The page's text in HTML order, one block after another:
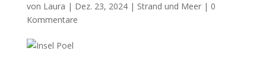
von Laura | Dez. 23, 2024| Strand und Meer| 0
Kommentare